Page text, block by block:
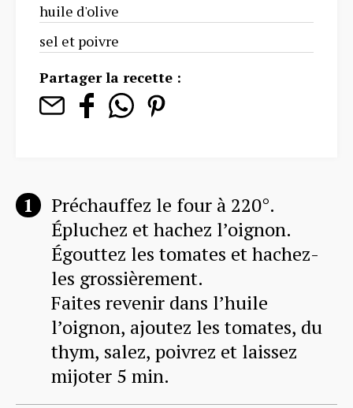
huile d'olive
sel et poivre
Partager la recette :
Préchauffez le four à 220°.
Épluchez et hachez l’oignon.
Égouttez les tomates et hachez-
les grossièrement.
Faites revenir dans l’huile
l’oignon, ajoutez les tomates, du
thym, salez, poivrez et laissez
mijoter 5 min.